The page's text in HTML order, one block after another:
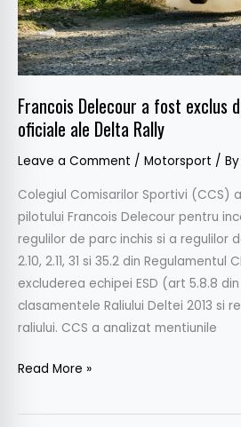
Francois Delecour a fost exclus
oficiale ale Delta Rally
Leave a Comment / Motorsport / By
Colegiul Comisarilor Sportivi (CCS)
pilotului Francois Delecour pentru
regulilor de parc inchis si a regulilor
2.10, 2.11, 31 si 35.2 din Regulamentul
excluderea echipei ESD (art 5.8.8
clasamentele Raliului Deltei 2013 si
raliului. CCS a analizat mentiunile
ale
Delta
Rally
Read More »